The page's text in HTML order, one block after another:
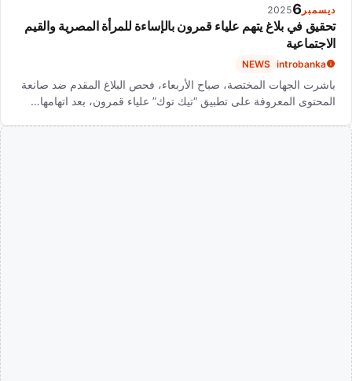
ديسمبر 6
2025
تحقيق في بلاغ يتهم علياء قمرون بالإساءة للمرأة المصرية والقيم
الاجتماعية
introbanka
NEWS
باشرت الجهات المختصة، صباح الأربعاء، فحص البلاغ المقدم ضد صانعة
المحتوى المعروفة على تطبيق “تيك توك” علياء قمرون، بعد اتهامها…